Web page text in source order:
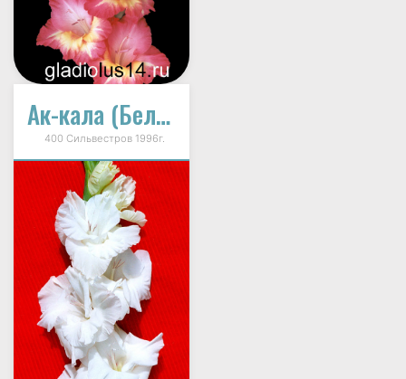
Ак-кала (Белый Храм)
400 Сильвестров 1996г.